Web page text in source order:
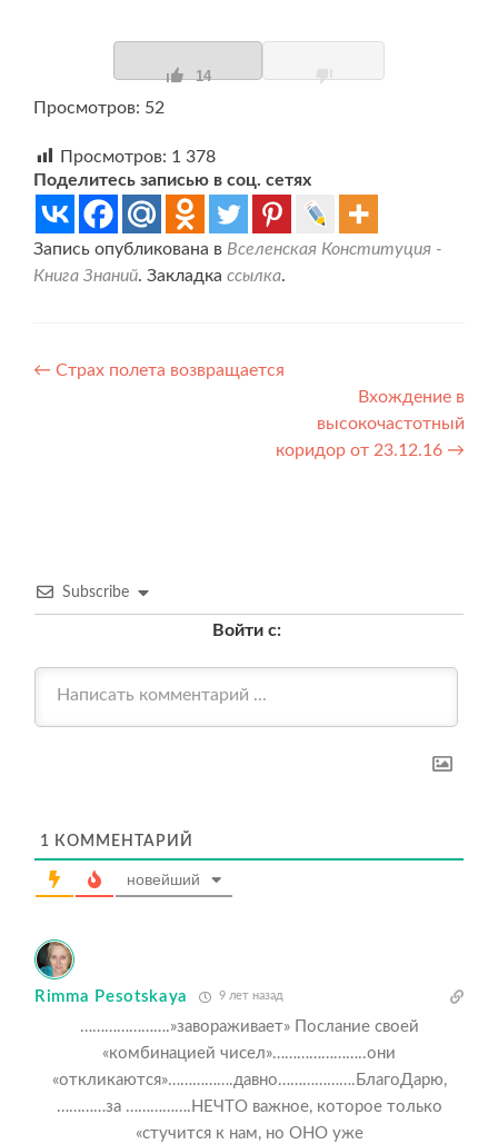
14
Просмотров: 52
Просмотров: 1 378
Поделитесь записью в соц. сетях
Запись опубликована в Вселенская Конституция -
Книга Знаний. Закладка ссылка.
Навигация
← Страх полета возвращается
Вхождение в
высокочастотный
коридор от 23.12.16 →
Subscribe
Войти с:
1 КОММЕНТАРИЙ
новейший
Rimma Pesotskaya 9 лет назад
………………….»завораживает» Послание своей
«комбинацией чисел»…………………..они
«откликаются»…………….давно……………….БлагоДарю,
…………за …………….НЕЧТО важное, которое только
«стучится к нам, но ОНО уже